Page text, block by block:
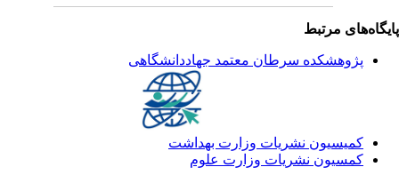
مرتبط
پژوهشکده سرطان معتمد جهاددانشگاهی
کمیسیون نشریات وزارت بهداشت
کمسیون نشریات وزارت علوم